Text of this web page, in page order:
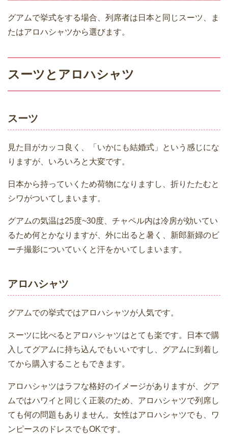
グアムで挙式をする場合、列席者は日本と同じスーツ、ま
たはアロハシャツから選びます。
スーツとアロハシャツ
スーツ
見た目がカッコ良く、「いかにも結婚式」という感じにな
りますが、いろいろと大変です。
日本から持っていくため荷物になりますし、折りたたむと
シワがついてしまいます。
グアムの気温は25度~30度、チャペル内は冷房が効いてい
るため何とかなりますが、外に出ると暑く、新郎新婦のビ
ーチ撮影についていくと汗をかいてしまいます。
アロハシャツ
グアムでの挙式ではアロハシャツが人気です。
スーツに比べるとアロハシャツはとても楽です。日本で購
入してグアムに持ち込んでもいいですし、グアムに到着し
てから購入することもできます。
アロハシャツはラフな格好のイメージがありますが、グア
ムではハワイと同じく正装のため、アロハシャツで列席し
ても何の問題もありません。女性はアロハシャツでも、ワ
ンピースのドレスでもOKです。